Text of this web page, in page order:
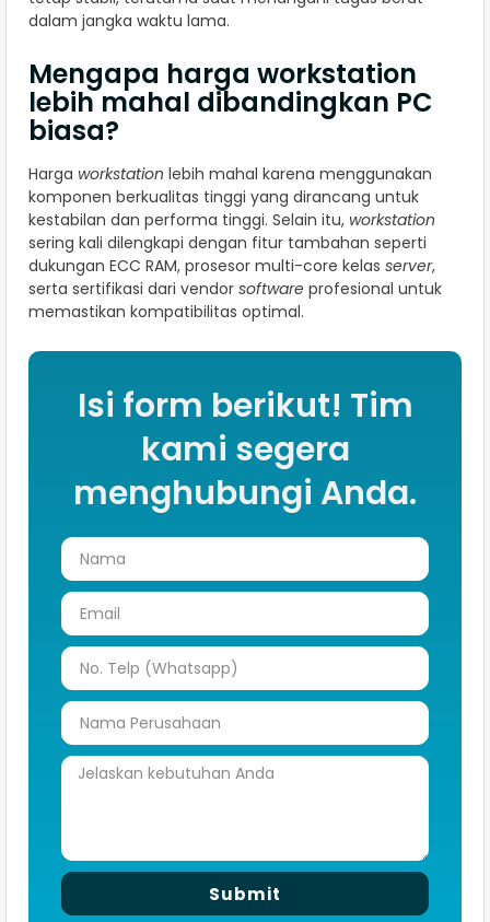
dalam jangka waktu lama.
Mengapa harga workstation
lebih mahal dibandingkan PC
biasa?
Harga workstation lebih mahal karena menggunakan
komponen berkualitas tinggi yang dirancang untuk
kestabilan dan performa tinggi. Selain itu, workstation
sering kali dilengkapi dengan fitur tambahan seperti
dukungan ECC RAM, prosesor multi-core kelas server,
serta sertifikasi dari vendor software profesional untuk
memastikan kompatibilitas optimal.
Isi form berikut! Tim
kami segera
menghubungi Anda.
Submit